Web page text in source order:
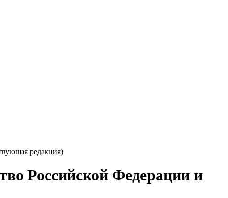
редакция)
Российской Федерации и